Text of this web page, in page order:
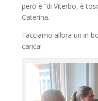
però è “di Viterbo, è
Caterina.
Facciamo allora un in
carica!